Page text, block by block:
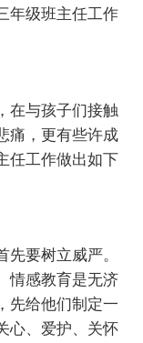
年级班主任工作
在与孩子们接触
痛，更有些许成
任工作做出如下
要树立威严。
情感教育是无济
先给他们制定一
心、爱护、关怀